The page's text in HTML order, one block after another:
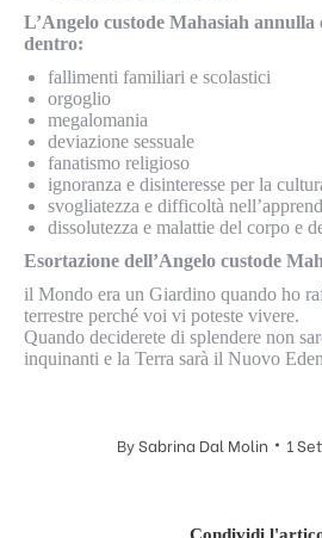
L’Angelo custode Mahasiah annulla
dentro:
fallimenti familiari e scolastici
orgoglio
megalomania
deviazione sessuale
fanatismo religioso
ignoranza e disinteresse per la
svogliatezza e difficoltà
dissolutezza e malattie del corpo e
Esortazione dell’Angelo custode
il Mondo era un Giardino quando ho
terrestre perché voi vi poteste vivere.
Quando deciderete di splendere non
inquinanti e la Terra sarà il Nuovo
BySabrina Dal Molin 1